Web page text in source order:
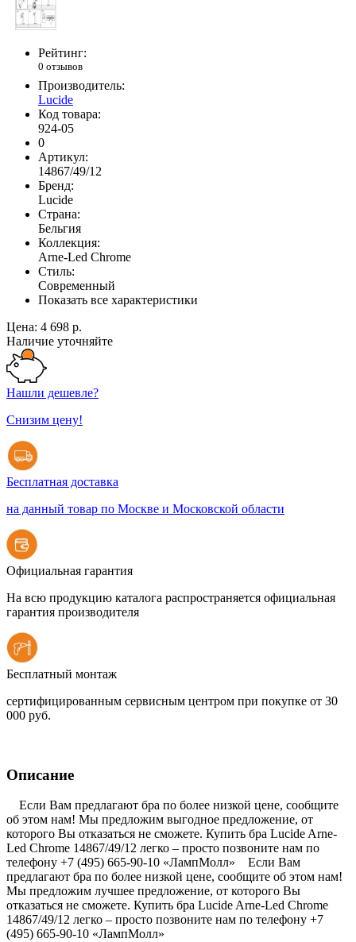
Рейтинг:
0 отзывов
Производитель:
Lucide
Код товара:
924-05
0
Артикул:
14867/49/12
Бренд:
Lucide
Страна:
Бельгия
Коллекция:
Arne-Led Chrome
Стиль:
Современный
Показать все характеристики
Цена: 4 698 р.
Наличие уточняйте
Нашли дешевле?
Снизим цену!
Бесплатная доставка
на данный товар по Москве и Московской области
Официальная гарантия
На всю продукцию каталога распространяется официальная
гарантия производителя
Бесплатный монтаж
сертифицированным сервисным центром при покупке от 30
000 руб.
Описание
Если Вам предлагают бра по более низкой цене, сообщите
об этом нам! Мы предложим выгодное предложение, от
которого Вы отказаться не сможете. Купить бра Lucide Arne-
Led Chrome 14867/49/12 легко – просто позвоните нам по
телефону +7 (495) 665-90-10 «ЛампМолл» Если Вам
предлагают бра по более низкой цене, сообщите об этом нам!
Мы предложим лучшее предложение, от которого Вы
отказаться не сможете. Купить бра Lucide Arne-Led Chrome
14867/49/12 легко – просто позвоните нам по телефону +7
(495) 665-90-10 «ЛампМолл»